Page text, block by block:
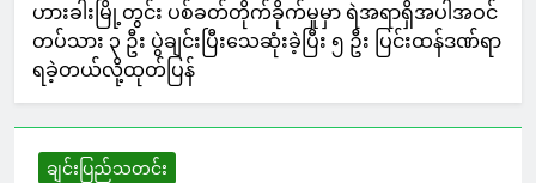
ဟားခါးမြို့တွင်း ပစ်ခတ်တိုက်ခိုက်မှုမှာ ရဲအရာရှိအပါအဝင်
တပ်သား ၃ ဦး ပွဲချင်းပြီးသေဆုံးခဲ့ပြီး ၅ ဦး ပြင်းထန်ဒဏ်ရာ
ရခဲ့တယ်လို့ထုတ်ပြန်
ချင်းပြည်သတင်း